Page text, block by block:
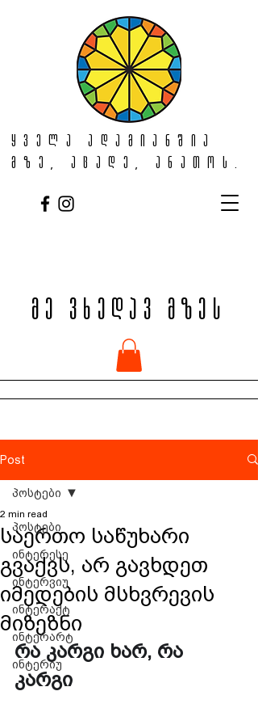
მე ვხედავ მზეს
ყველა ადამიანშია
მზე, აცადე, ანათოს.
Post
პოსტები
ინტერესე
ინტერვიუ
ინტერაქტ
ინტერარტ
ინტერიუ
პოსტები
საერთო საწუხარი
გვაქვს, არ გავხდეთ
იმედების მსხვრევის
მიზეზნი
2 min read
რა კარგი ხარ, რა
კარგი